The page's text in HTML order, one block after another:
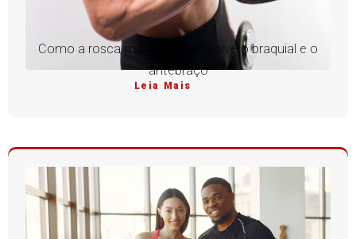
Como a rosca martelo desenvolve o braquial e o
antebraço
Leia Mais